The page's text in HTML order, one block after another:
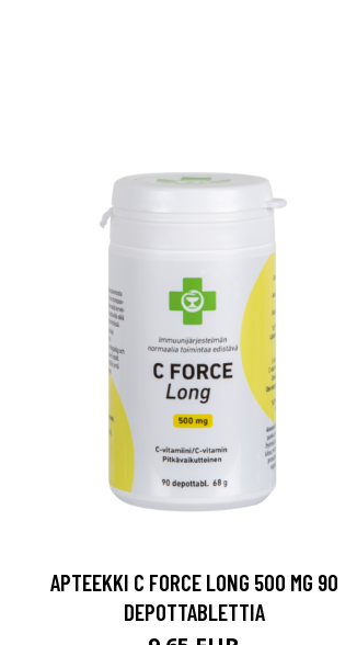
APTEEKKI C FORCE LONG 500 MG 90
DEPOTTABLETTIA